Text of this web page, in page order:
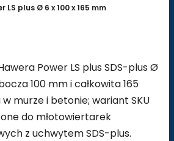
LS plus Ø 6 x 100 x 165 mm
Power LS plus SDS-plus Ø
100 mm i całkowita 165
murze i betonie; wariant SKU
do młotowiertarek
z uchwytem SDS-plus.